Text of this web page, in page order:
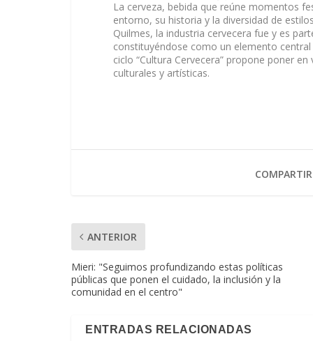
La cerveza, bebida que reúne momentos
entorno, su historia y la diversidad de
Quilmes, la industria cervecera fue y es
constituyéndose como un elemento
ciclo “Cultura Cervecera” propone poner
culturales y artísticas.
ANTERIOR
Mieri: "Seguimos profundizando estas políticas
públicas que ponen el cuidado, la inclusión y la
comunidad en el centro"
ENTRADAS RELACIONADAS